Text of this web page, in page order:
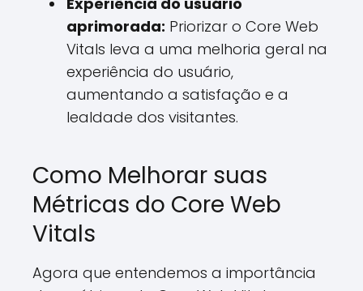
aprimorada: Priorizar o Core Web
Vitals leva a uma melhoria geral na
experiência do usuário,
aumentando a satisfação e a
lealdade dos visitantes.
Como Melhorar suas
Métricas do Core Web
Vitals
Agora que entendemos a importância